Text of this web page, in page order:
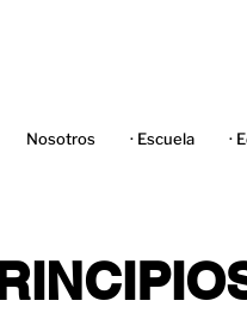
Nosotros · Escuela ·